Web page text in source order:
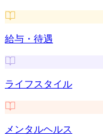
給与・待遇
ライフスタイル
メンタルヘルス